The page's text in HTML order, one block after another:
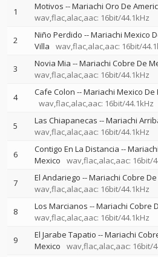
1 Motivos --Mariachi Oro De
wav,flac,alac,aac: 16bit/44.1kHz
2 Niño Perdido --Mariachi Mexico
Villa
wav,flac,alac,aac: 16bit/
3 Novia Mia --Mariachi Cobre De
wav,flac,alac,aac: 16bit/44.1kHz
4 Cafe Colon --Mariachi Mexico De
wav,flac,alac,aac: 16bit/44.1kHz
5 Las Chiapanecas --Mariachi
wav,flac,alac,aac: 16bit/44.1kHz
6 Contigo En La Distancia --
Mexico
wav,flac,alac,aac: 16bit/
7 El Andariego --Mariachi Cobre
wav,flac,alac,aac: 16bit/44.1kHz
8 Los Marcianos --Mariachi Cobre
wav,flac,alac,aac: 16bit/44.1kHz
9 El Jarabe Tapatio --Mariachi
Mexico
wav,flac,alac,aac: 16bit/